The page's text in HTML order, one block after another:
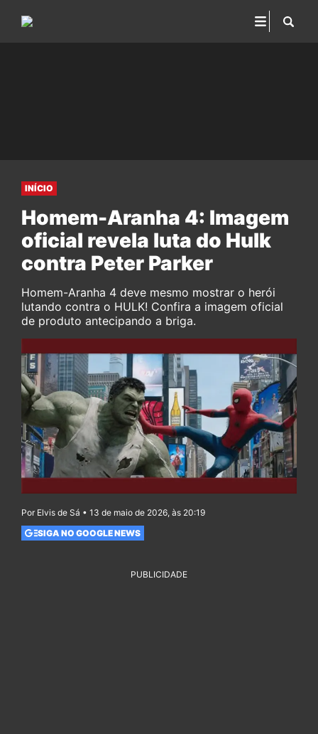
INÍCIO
Homem-Aranha 4: Imagem
oficial revela luta do Hulk
contra Peter Parker
Homem-Aranha 4 deve mesmo mostrar o herói
lutando contra o HULK! Confira a imagem oficial
de produto antecipando a briga.
Por Elvis de Sá • 13 de maio de 2026, às 20:19
SIGA NO GOOGLE NEWS
PUBLICIDADE